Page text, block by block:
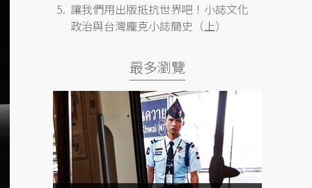
讓我們用出版抵抗世界吧！小誌文化
政治與台灣龐克小誌簡史（上）
最多瀏覽